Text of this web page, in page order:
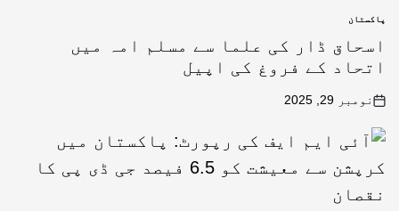
پاکستان
اسحاق ڈار کی علما سے مسلم امہ میں
اتحاد کے فروغ کی اپیل
نومبر 29, 2025